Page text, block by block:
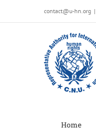
al
contact@u-hn.org |
Home